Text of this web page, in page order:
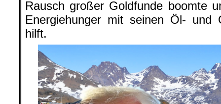
Rausch großer Goldfunde boomte
Energiehunger mit seinen Öl- und
hilft.